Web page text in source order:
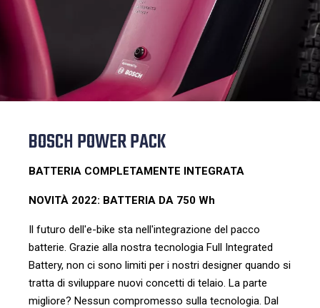
BOSCH POWER PACK
BATTERIA COMPLETAMENTE INTEGRATA
NOVITÀ 2022: BATTERIA DA 750 Wh
Il futuro dell'e-bike sta nell'integrazione del pacco
batterie. Grazie alla nostra tecnologia Full Integrated
Battery, non ci sono limiti per i nostri designer quando si
tratta di sviluppare nuovi concetti di telaio. La parte
migliore? Nessun compromesso sulla tecnologia. Dal